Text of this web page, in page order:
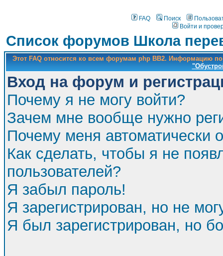
FAQ Поиск
Войти и
Список форумов Школа
Этот FAQ относится ко всем форумам php BB2. Информацию
Вход на форум и
Почему я не могу войти?
Зачем мне вообще нужно
Почему меня автоматически
Как сделать, чтобы я не
пользователей?
Я забыл пароль!
Я зарегистрирован, но не
Я был зарегистрирован, но